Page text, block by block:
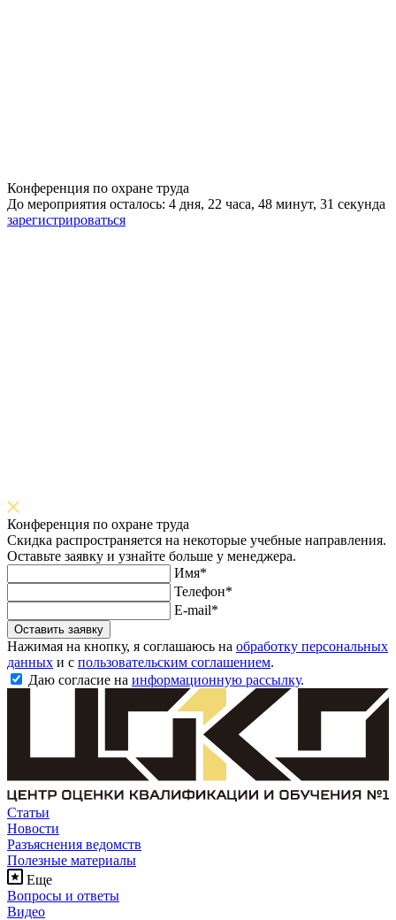
Конференция по охране труда
До мероприятия осталось: 4 дня, 22 часа, 48 минут, 30 секунд
зарегистрироваться
Конференция по охране труда
Скидка распространяется на некоторые учебные направления.
Оставьте заявку и узнайте больше у менеджера.
Имя*
Телефон*
E-mail*
Оставить заявку
Нажимая на кнопку, я соглашаюсь на обработку персональных
данных и с пользовательским соглашением.
Даю согласие на информационную рассылку.
Статьи
Новости
Разъяснения ведомств
Полезные материалы
Еще
Вопросы и ответы
Видео